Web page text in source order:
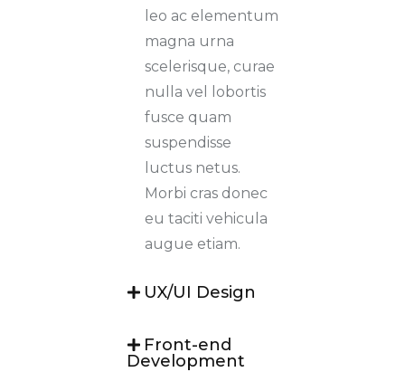
leo ac elementum
magna urna
scelerisque, curae
nulla vel lobortis
fusce quam
suspendisse
luctus netus.
Morbi cras donec
eu taciti vehicula
augue etiam.
UX/UI Design
Front-end
Development